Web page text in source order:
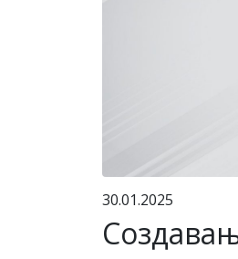
30.01.2025